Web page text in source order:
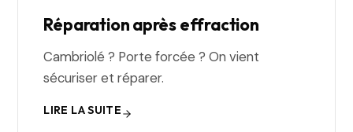
Réparation après effraction
Cambriolé ? Porte forcée ? On vient
sécuriser et réparer.
LIRE LA SUITE